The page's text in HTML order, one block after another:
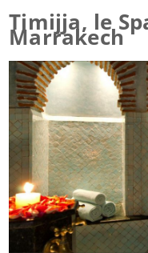
Timijja, le
Marrakech